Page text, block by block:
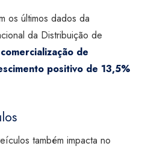
os últimos dados da
da Distribuição de
de
positivo de 13,5%
também impacta no